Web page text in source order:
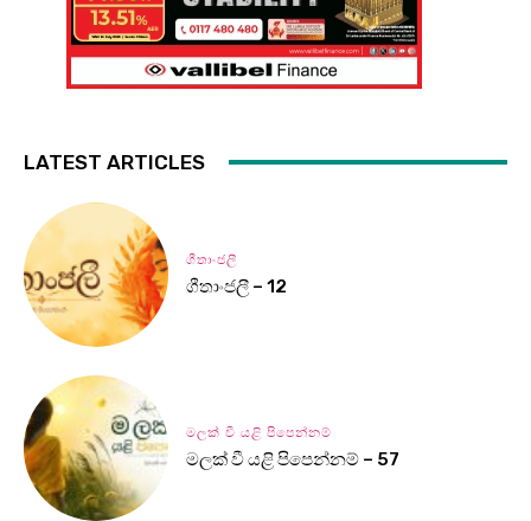
LATEST ARTICLES
ගීතාංජලී
ගීතාංජලී – 12
මලක් වී යළි පිපෙන්නම්
මලක් වී යළි පිපෙන්නම් – 57